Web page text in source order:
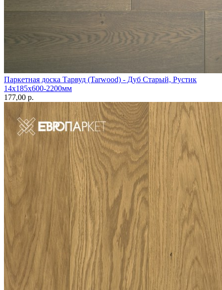
Паркетная доска Тарвуд (Tarwood) - Дуб Старый, Рустик
14х185х600-2200мм
177,00 p.